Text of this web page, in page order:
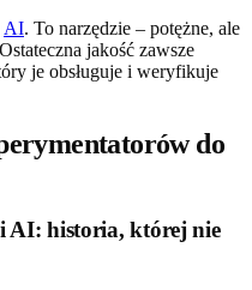
AI. To narzędzie – potężne, ale
jakość zawsze
je obsługuje i weryfikuje
do
AI: historia, której nie